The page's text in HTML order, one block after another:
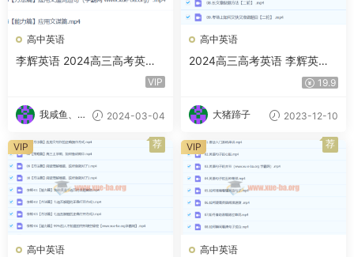
高中英语
李辉英语 2024高三高考英语
二轮春季班 百度云网盘下载VIP
我咸鱼、我
2024-03-04
高中英语
2024高三高考英语 李辉英语
二轮寒假班 百度云网盘下载19.9
大猪蹄子 2023-12-10
高中英语
VIP 荐
高中英语
VIP 荐